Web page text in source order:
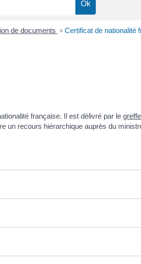
de documents > Certificat de nationalité
française. Il est délivré par le greffe
recours hiérarchique auprès du